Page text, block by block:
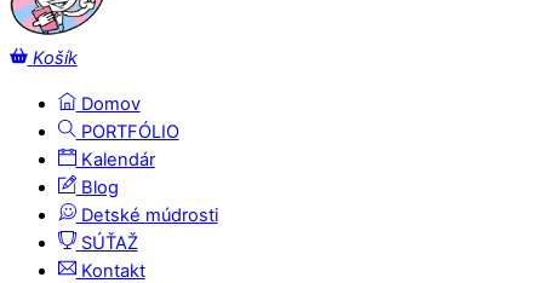
Košík
Domov
PORTFÓLIO
Kalendár
Blog
Detské múdrosti
SÚŤAŽ
Kontakt